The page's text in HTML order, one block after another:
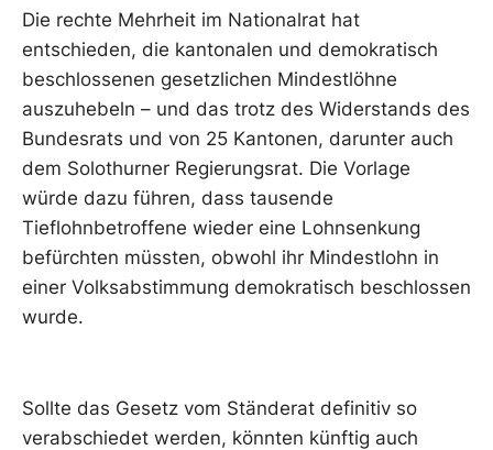
Die rechte Mehrheit im Nationalrat hat
entschieden, die kantonalen und demokratisch
beschlossenen gesetzlichen Mindestlöhne
auszuhebeln – und das trotz des Widerstands des
Bundesrats und von 25 Kantonen, darunter auch
dem Solothurner Regierungsrat. Die Vorlage
würde dazu führen, dass tausende
Tieflohnbetroffene wieder eine Lohnsenkung
befürchten müssten, obwohl ihr Mindestlohn in
einer Volksabstimmung demokratisch beschlossen
wurde.
Sollte das Gesetz vom Ständerat definitiv so
verabschiedet werden, könnten künftig auch